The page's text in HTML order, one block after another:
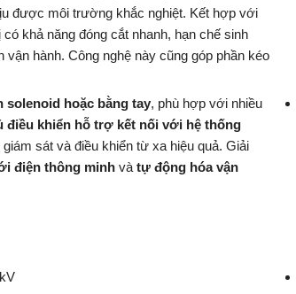
được môi trường khắc nghiệt. Kết hợp với
có khả năng đóng cắt nhanh, hạn chế sinh
vận hành. Công nghệ này cũng góp phần kéo
solenoid hoặc bằng tay, phù hợp với nhiều
điều khiển hỗ trợ kết nối với hệ thống
giám sát và điều khiển từ xa hiệu quả. Giải
điện thông minh và tự động hóa vận